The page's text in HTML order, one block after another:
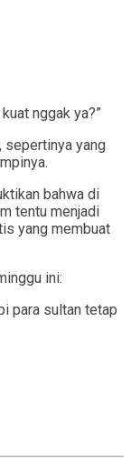
nggak ya?”
sepertinya yang
bahwa di
tentu menjadi
yang membuat
ini:
para sultan tetap